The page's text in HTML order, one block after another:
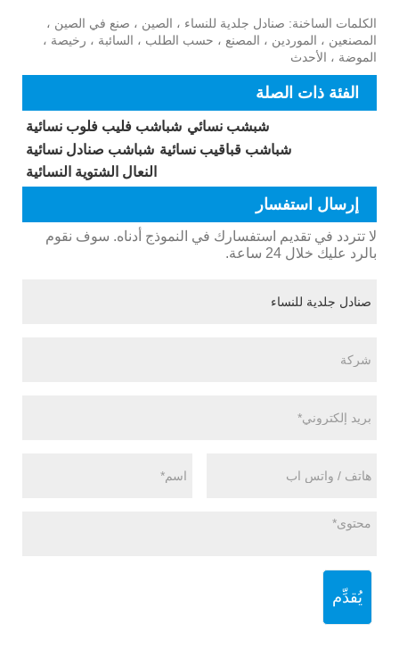
الكلمات الساخنة: صنادل جلدية للنساء ، الصين ، صنع في الصين ،
المصنعين ، الموردين ، المصنع ، حسب الطلب ، السائبة ، رخيصة ،
الموضة ، الأحدث
الفئة ذات الصلة
شباشب فليب فلوب نسائية شبشب نسائي
شباشب صنادل نسائية شباشب قباقيب نسائية
النعال الشتوية النسائية
إرسال استفسار
لا تتردد في تقديم استفسارك في النموذج أدناه. سوف نقوم
بالرد عليك خلال 24 ساعة.
يُقدِّم